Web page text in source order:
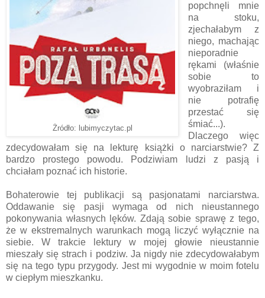
Żródło: lubimyczytac.pl
popchnęli mnie
na stoku,
zjechałabym z
niego, machając
nieporadnie
rękami (właśnie
sobie to
wyobraziłam i
nie potrafię
przestać się
śmiać...).
Dlaczego więc
zdecydowałam się na lekturę książki o narciarstwie? Z
bardzo prostego powodu. Podziwiam ludzi z pasją i
chciałam poznać ich historie.
Bohaterowie tej publikacji są pasjonatami narciarstwa.
Oddawanie się pasji wymaga od nich nieustannego
pokonywania własnych lęków. Zdają sobie sprawę z tego,
że w ekstremalnych warunkach mogą liczyć wyłącznie na
siebie. W trakcie lektury w mojej głowie nieustannie
mieszały się strach i podziw. Ja nigdy nie zdecydowałabym
się na tego typu przygody. Jest mi wygodnie w moim fotelu
w ciepłym mieszkanku.